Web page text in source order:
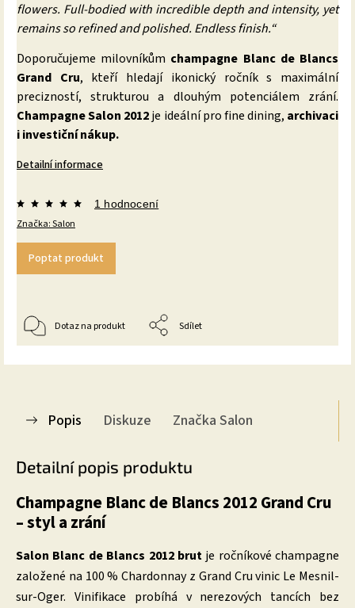
flowers. Full-bodied with incredible depth and intensity, yet
remains so refined and polished. Endless finish.“
Doporučujeme milovníkům champagne Blanc de Blancs
Grand Cru, kteří hledají ikonický ročník s maximální
precizností, strukturou a dlouhým potenciálem zrání.
Champagne Salon 2012je ideální pro fine dining, archivaci
i investiční nákup.
Detailní informace
Značka:Salon
1 hodnocení
Poptat produkt
Dotaz na produkt Sdílet
Popis Diskuze ZnačkaSalon
Detailní popis produktu
Champagne Blanc de Blancs 2012 Grand Cru
– styl a zrání
Salon Blanc de Blancs 2012 brutje ročníkové champagne
založené na 100 % Chardonnay z Grand Cru vinic Le Mesnil-
sur-Oger. Vinifikace probíhá v nerezových tancích bez